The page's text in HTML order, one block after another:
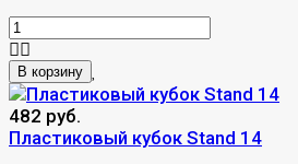
В корзину
482 руб.
Пластиковый кубок Stand 14